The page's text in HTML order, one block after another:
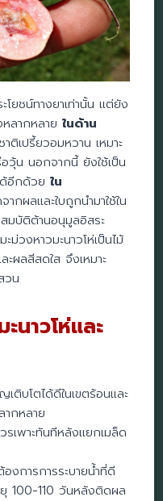
โยชน์ทางยาเท่านั้น แต่ยัง
หลากหลายในด้าน
ติเปรี้ยวอมหวาน เหมาะ
วุ้น นอกจากนี้ ยังใช้เป็น
ด้อีกด้วยใน
ากผลและใบถูกนำมาใช้ใน
บัติต้านอนุมูลอิสระ
มะม่วงหาวมะนาวโห่เป็นไม้
ผลสีสดใส จึงเหมาะ
วน
นาวโห่และ
ติบโตได้ดีในเขตร้อนและ
กหลาย
เพาะทันทีหลังแยกเมล็ด
งการการระบายน้ำที่ดี
ยุ 100-110 วันหลังติดผล